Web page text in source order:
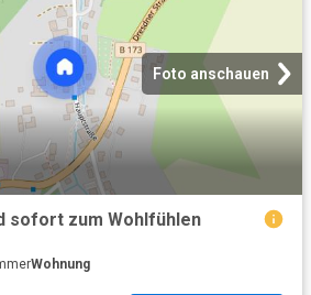
Foto anschauen
sofort zum Wohlfühlen
Wohnung